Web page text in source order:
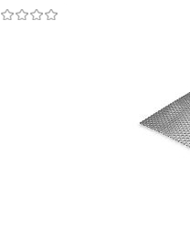
Купить в 1 клик
В избранное